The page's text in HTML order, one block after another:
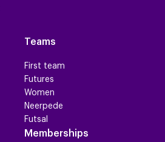
Teams
First team
Futures
Women
Neerpede
Futsal
Memberships